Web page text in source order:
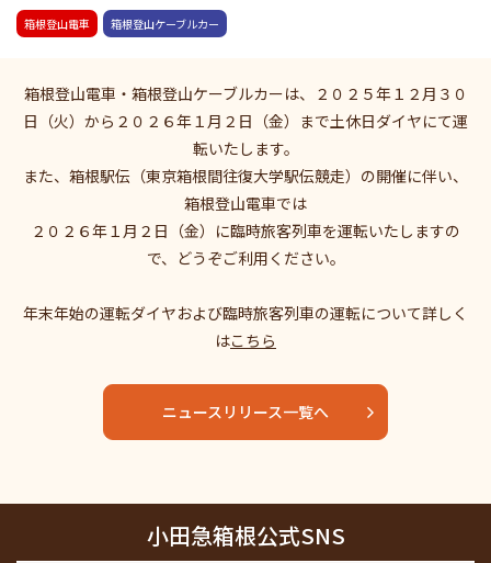
箱根登山電車 箱根登山ケーブルカー
箱根登山電車・箱根登山ケーブルカーは、２０２５年１２月３０
日（火）から２０２６年１月２日（金）まで土休日ダイヤにて運
転いたします。
また、箱根駅伝（東京箱根間往復大学駅伝競走）の開催に伴い、
箱根登山電車では
２０２６年１月２日（金）に臨時旅客列車を運転いたしますの
で、どうぞご利用ください。
年末年始の運転ダイヤおよび臨時旅客列車の運転について詳しく
はこちら
ニュースリリース一覧へ
小田急箱根公式SNS